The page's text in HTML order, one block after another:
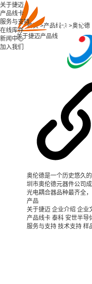
关于捷迈产品线卡 服务与支
关于捷迈
产品线卡
服务与支持
在线库存
新闻中心
加入我们
首页 >产品线卡 >奥伦德
奥伦德是一个历史悠久
圳市奥伦德元器件公司
光电耦合器品种最齐全
产品
关于捷迈 企业介绍 企业
产品线卡 泰科 安世半导
服务与支持 技术支持 样